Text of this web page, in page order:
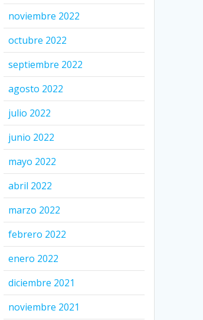
noviembre 2022
octubre 2022
septiembre 2022
agosto 2022
julio 2022
junio 2022
mayo 2022
abril 2022
marzo 2022
febrero 2022
enero 2022
diciembre 2021
noviembre 2021